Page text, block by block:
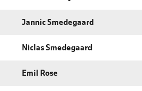
Jannic Smedegaard
Niclas Smedegaard
Emil Rose